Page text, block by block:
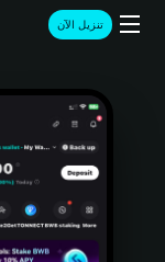
تنزيل الآن